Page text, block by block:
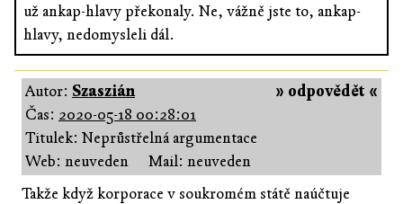
už ankap-hlavy překonaly. Ne, vážně jste to, ankap-
hlavy, nedomysleli dál.
» odpovědět «
Autor: Szaszián
Čas: 2020-05-18 00:28:01
Titulek: Neprůstřelná argumentace
Web: neuveden
Mail: neuveden
Takže když korporace v soukromém státě naúčtuje